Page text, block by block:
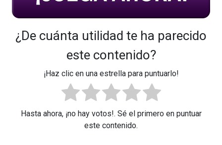
¿De cuánta utilidad te ha parecido
este contenido?
¡Haz clic en una estrella para puntuarlo!
Hasta ahora, ¡no hay votos!. Sé el primero en puntuar
este contenido.